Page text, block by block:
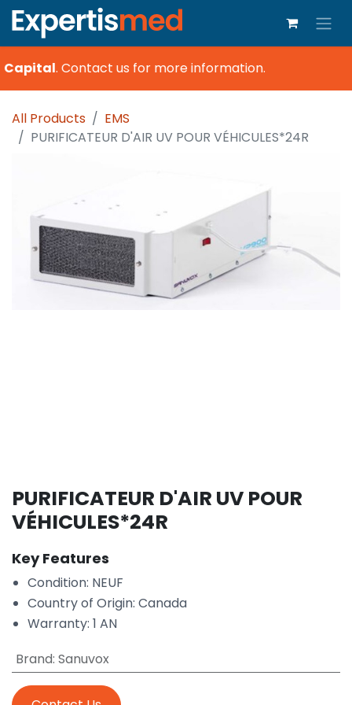
. Contact us for more information.
All Products
EMS
PURIFICATEUR D'AIR UV POUR VÉHICULES*24R
PURIFICATEUR D'AIR UV POUR
VÉHICULES*24R
Key Features
Condition: NEUF
Country of Origin: Canada
Warranty: 1 AN
Brand: Sanuvox